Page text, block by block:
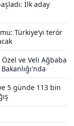
İlk aday
Türkiye’yi terör
ve Veli Ağbaba
5 günde 113 bin